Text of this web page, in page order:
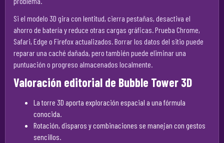
Si el modelo 3D gira con lentitud, cierra pestañas, desactiva el
ahorro de batería y reduce otras cargas gráficas. Prueba Chrome,
Safari, Edge o Firefox actualizados. Borrar los datos del sitio puede
reparar una caché dañada, pero también puede eliminar una
puntuación o progreso almacenados localmente.
Valoración editorial de Bubble Tower 3D
La torre 3D aporta exploración espacial a una fórmula
conocida.
Rotación, disparos y combinaciones se manejan con gestos
sencillos.